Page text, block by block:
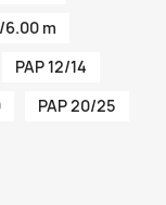
m
PAP 12/14
PAP 20/25